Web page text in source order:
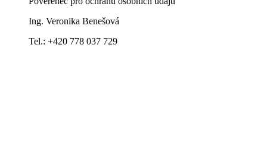
Ing. Veronika Benešová
Tel.: +420 778 037 729